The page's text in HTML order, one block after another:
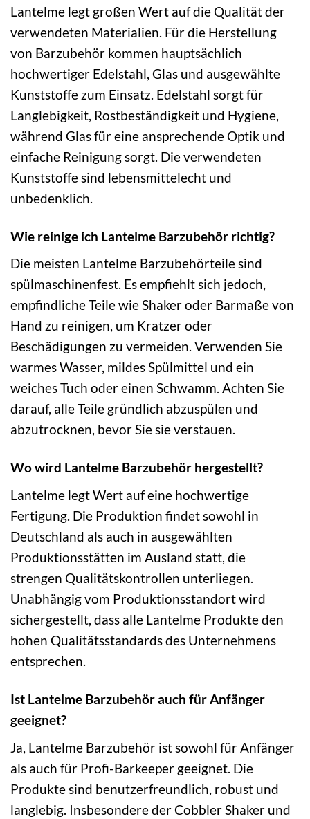
Lantelme legt großen Wert auf die Qualität der
verwendeten Materialien. Für die Herstellung
von Barzubehör kommen hauptsächlich
hochwertiger Edelstahl, Glas und ausgewählte
Kunststoffe zum Einsatz. Edelstahl sorgt für
Langlebigkeit, Rostbeständigkeit und Hygiene,
während Glas für eine ansprechende Optik und
einfache Reinigung sorgt. Die verwendeten
Kunststoffe sind lebensmittelecht und
unbedenklich.
Wie reinige ich Lantelme Barzubehör richtig?
Die meisten Lantelme Barzubehörteile sind
spülmaschinenfest. Es empfiehlt sich jedoch,
empfindliche Teile wie Shaker oder Barmaße von
Hand zu reinigen, um Kratzer oder
Beschädigungen zu vermeiden. Verwenden Sie
warmes Wasser, mildes Spülmittel und ein
weiches Tuch oder einen Schwamm. Achten Sie
darauf, alle Teile gründlich abzuspülen und
abzutrocknen, bevor Sie sie verstauen.
Wo wird Lantelme Barzubehör hergestellt?
Lantelme legt Wert auf eine hochwertige
Fertigung. Die Produktion findet sowohl in
Deutschland als auch in ausgewählten
Produktionsstätten im Ausland statt, die
strengen Qualitätskontrollen unterliegen.
Unabhängig vom Produktionsstandort wird
sichergestellt, dass alle Lantelme Produkte den
hohen Qualitätsstandards des Unternehmens
entsprechen.
Ist Lantelme Barzubehör auch für Anfänger
geeignet?
Ja, Lantelme Barzubehör ist sowohl für Anfänger
als auch für Profi-Barkeeper geeignet. Die
Produkte sind benutzerfreundlich, robust und
langlebig. Insbesondere der Cobbler Shaker und